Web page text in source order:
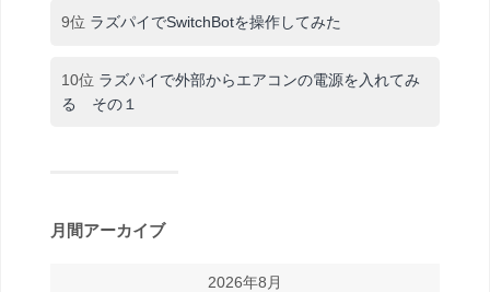
9位 ラズパイでSwitchBotを操作してみた
10位 ラズパイで外部からエアコンの電源を入れてみ
る その１
月間アーカイブ
2026年8月